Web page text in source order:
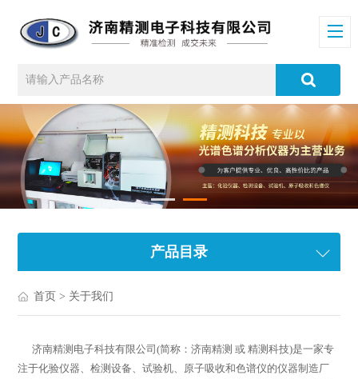
产品目录
首页 > 关于我们
济南精测电子科技有限公司(简称：济南精测 或 精测科技)是一家专
注于化验仪器、检测设备、试验机、原子吸收和色谱仪的仪器制造厂